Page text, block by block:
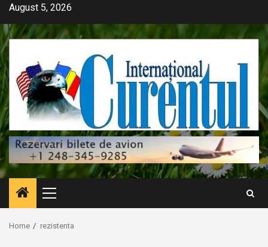
Skip
content
August 5, 2026
Primary
Menu
Home rezistenta